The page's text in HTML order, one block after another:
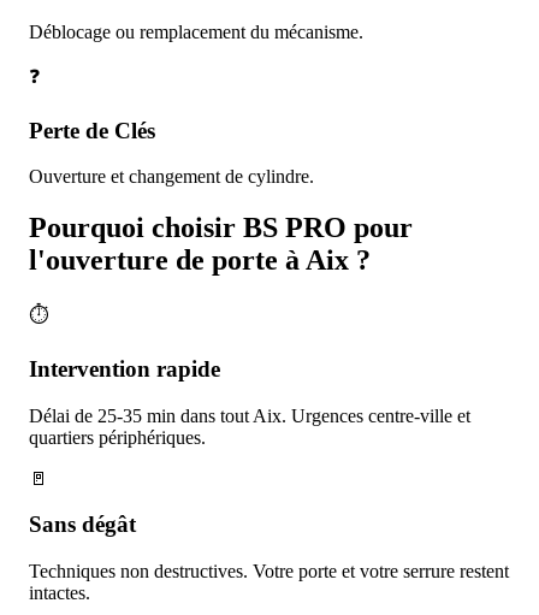
Déblocage ou remplacement du mécanisme.
❓
Perte de Clés
Ouverture et changement de cylindre.
Pourquoi choisir BS PRO pour
l'ouverture de porte àAix ?
⏱️
Intervention rapide
Délai de 25-35 min dans tout Aix. Urgences centre-ville et
quartiers périphériques.
🚪
Sans dégât
Techniques non destructives. Votre porte et votre serrure restent
intactes.